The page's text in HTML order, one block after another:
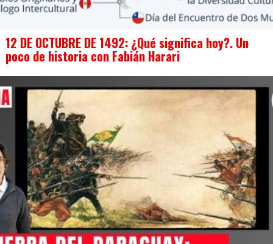
12 DE OCTUBRE DE 1492: ¿Qué significa hoy?. Un
poco de historia con Fabián Harari